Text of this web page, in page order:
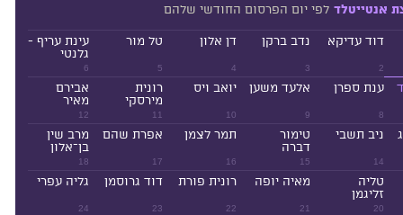
אנטייטלד לפי יום הפרסום החודשי שלהם
2
דוד עדיקא
3
נדב ברקן
4
דן אלון
5
טל מור
6
עינת עריף -
גלנטי
8
ענת ספרן
9
אלעד משען
10
יואב ויס
11
רונית
מירסקי
12
אבירם
מאיר
14
ניב תשבי
15
טימור
דברה
16
תמר לצמן
17
אפרת שהם
18
מרב שין
בן־אלון
20
טליה
זליגמן
21
מאיה יופה
22
רונית פורת
23
דוד גרוסמן
24
גליה עפרי